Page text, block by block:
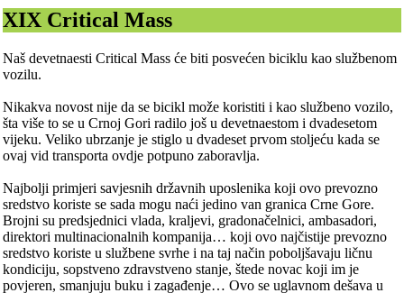
XIX Critical Mass
Naš devetnaesti Critical Mass će biti posvećen biciklu kao službenom
vozilu.
Nikakva novost nije da se bicikl može koristiti i kao službeno vozilo,
šta više to se u Crnoj Gori radilo još u devetnaestom i dvadesetom
vijeku. Veliko ubrzanje je stiglo u dvadeset prvom stoljeću kada se
ovaj vid transporta ovdje potpuno zaboravlja.
Najbolji primjeri savjesnih državnih uposlenika koji ovo prevozno
sredstvo koriste se sada mogu naći jedino van granica Crne Gore.
Brojni su predsjednici vlada, kraljevi, gradonačelnici, ambasadori,
direktori multinacionalnih kompanija… koji ovo najčistije prevozno
sredstvo koriste u službene svrhe i na taj način poboljšavaju ličnu
kondiciju, sopstveno zdravstveno stanje, štede novac koji im je
povjeren, smanjuju buku i zagađenje… Ovo se uglavnom dešava u